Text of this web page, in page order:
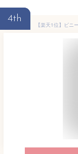
4th